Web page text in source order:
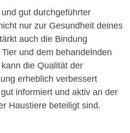
gut durchgeführter
nur zur Gesundheit deines
auch die Bindung
und dem behandelnden
die Qualität der
erheblich verbessert
informiert und aktiv an der
Haustiere beteiligt sind.